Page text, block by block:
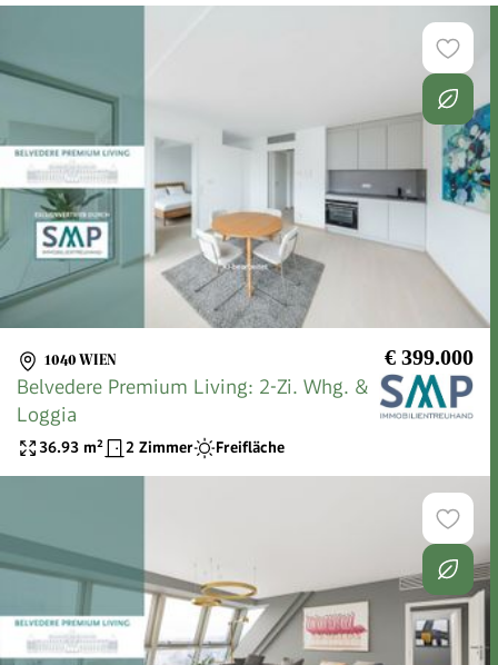
1040 WIEN € 399.000
Belvedere Premium Living: 2-Zi. Whg. &
Loggia
36.93 m² 2 Zimmer Freifläche